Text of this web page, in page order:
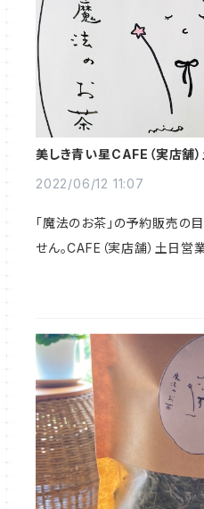
美しき青い星CAFE（実店舗
2022/06/12 11:07
「魔法のお茶」の予約販売の
せん。CAFE（実店舗）土日営